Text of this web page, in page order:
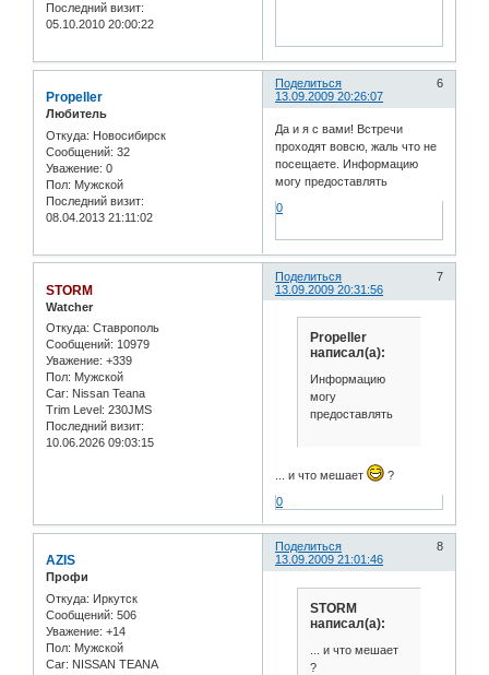
Последний визит:
05.10.2010 20:00:22
Поделиться
6
13.09.2009 20:26:07
Propeller
Любитель
Откуда: Новосибирск
Сообщений: 32
Уважение: 0
Пол: Мужской
Последний визит:
08.04.2013 21:11:02
Да и я с вами! Встречи
проходят вовсю, жаль что не
посещаете. Информацию
могу предоставлять
0
Поделиться
7
13.09.2009 20:31:56
STORM
Watcher
Откуда: Ставрополь
Сообщений: 10979
Уважение: +339
Пол: Мужской
Car: Nissan Teana
Trim Level: 230JMS
Последний визит:
10.06.2026 09:03:15
Propeller
написал(а):
Информацию
могу
предоставлять
... и что мешает
?
0
Поделиться
8
13.09.2009 21:01:46
AZIS
Профи
Откуда: Иркутск
Сообщений: 506
Уважение: +14
Пол: Мужской
Car: NISSAN TEANA
STORM
написал(а):
... и что мешает
?